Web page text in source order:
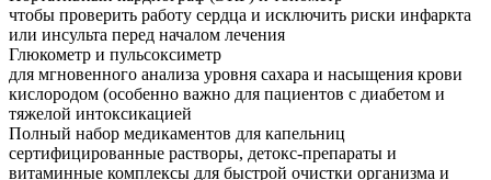
чтобы проверить работу сердца и исключить риски инфаркта
или инсульта перед началом лечения
Глюкометр и пульсоксиметр
для мгновенного анализа уровня сахара и насыщения крови
кислородом (особенно важно для пациентов с диабетом и
тяжелой интоксикацией
Полный набор медикаментов для капельниц
сертифицированные растворы, детокс-препараты и
витаминные комплексы для быстрой очистки организма и